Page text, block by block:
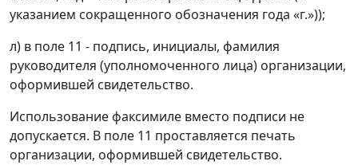
указанием сокращенного обозначения года «г.»));
л) в поле 11 - подпись, инициалы, фамилия
руководителя (уполномоченного лица) организации,
оформившей свидетельство.
Использование факсимиле вместо подписи не
допускается. В поле 11 проставляется печать
организации, оформившей свидетельство.